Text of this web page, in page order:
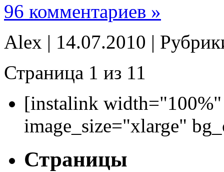
96 комментариев »
Alex | 14.07.2010 |
Страница 1 из 11
[instalink
image_size="xlarge"
Страницы